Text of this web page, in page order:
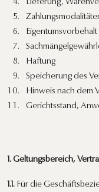
Lieferung,
Eigentumsvorbehalt
Haftung
Speicherung des
Hinweis nach dem
Gerichtsstand,
1. Geltungsbereich,
1.1. Für die